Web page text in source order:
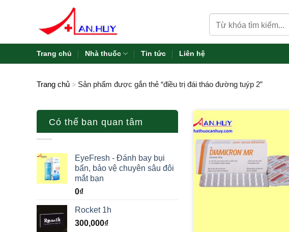
kiếm:
Trang chủ Nhà thuốc Tin tức Liên hệ
Trang chủ > Sản phẩm được gắn thẻ “điều trị đái tháo đường tuýp 2”
Có thể ban quan tâm
EyeFresh - Đánh bay bụi
bẩn, bảo vệ chuyên sâu đôi
mắt bạn
0₫
Rocket 1h
300,000₫